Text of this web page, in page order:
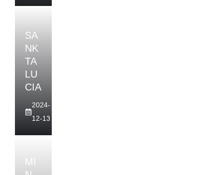
SA
NK
TA
LU
CIA
2024-
12-13
MI